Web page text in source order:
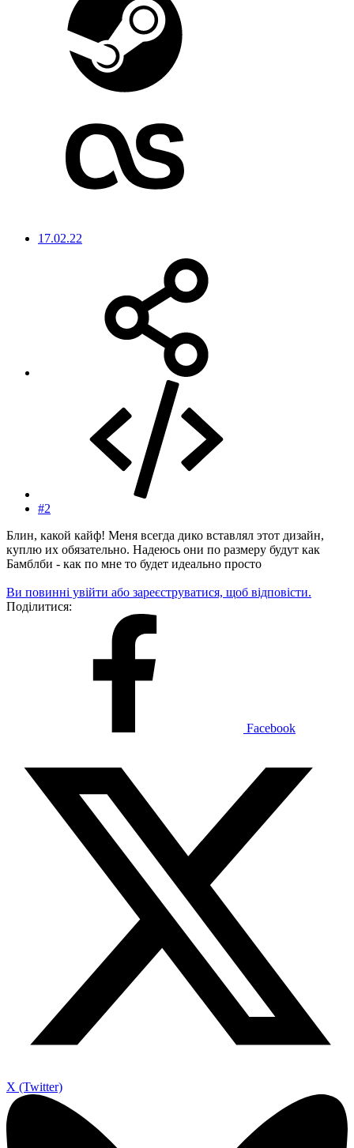
17.02.22
#2
Блин, какой кайф! Меня всегда дико вставлял этот дизайн,
куплю их обязательно. Надеюсь они по размеру будут как
Бамблби - как по мне то будет идеально просто
Ви повинні увійти або зареєструватися, щоб відповісти.
Поділитися:
Facebook
X (Twitter)